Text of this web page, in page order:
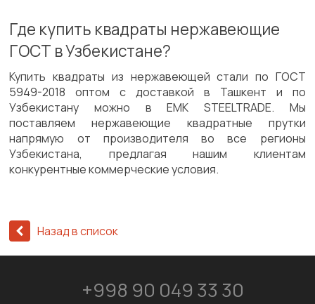
Где купить квадраты нержавеющие
ГОСТ в Узбекистане?
Купить квадраты из нержавеющей стали по ГОСТ
5949-2018 оптом с доставкой в Ташкент и по
Узбекистану можно в EMK STEELTRADE. Мы
поставляем нержавеющие квадратные прутки
напрямую от производителя во все регионы
Узбекистана, предлагая нашим клиентам
конкурентные коммерческие условия.
Назад в список
+998 90 049 33 30